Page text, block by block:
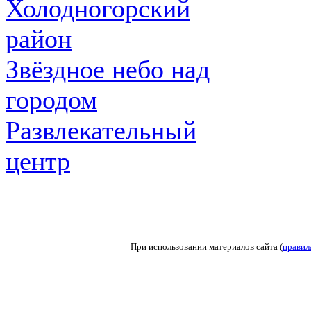
Холодногорский
район
Звёздное небо над
городом
Развлекательный
центр
При использовании материалов сайта (